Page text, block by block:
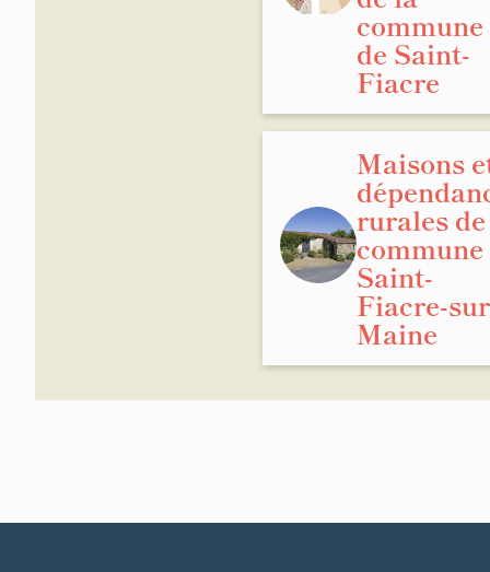
commune
de Saint-
Fiacre
Maisons
rurales
commune
Saint-
Fiacre-
Maine